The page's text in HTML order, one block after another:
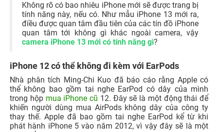
Không rõ có bao nhiêu iPhone mới sẽ được trang bị
tính năng này, nếu có. Như mẫu iPhone 13 mới ra,
điều được quan tâm đầu tiên của các tín đồ iPhone
quan tâm tới không gì khác ngoài camera, vậy
camera iPhone 13 mới có tính năng gì?
iPhone 12 có thể không đi kèm với EarPods
Nhà phân tích Ming-Chi Kuo đã báo cáo rằng Apple có
thể không bao gồm tai nghe EarPod có dây của mình
trong hộp mua iPhone cũ 12. Đây sẽ là một động thái để
khiến người dùng mua AirPods không dây của công ty
thay thế. Apple đã bao gồm tai nghe EarPod kể từ khi
phát hành iPhone 5 vào năm 2012, vì vậy đây sẽ là một